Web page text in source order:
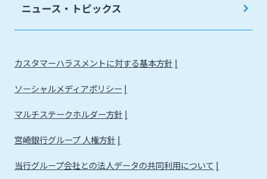
ニュース・トピックス
カスタマーハラスメントに対する基本方針
ソーシャルメディアポリシー
マルチステークホルダー方針
宮崎銀行グループ 人権方針
当行グループ会社との法人データの共同利用について